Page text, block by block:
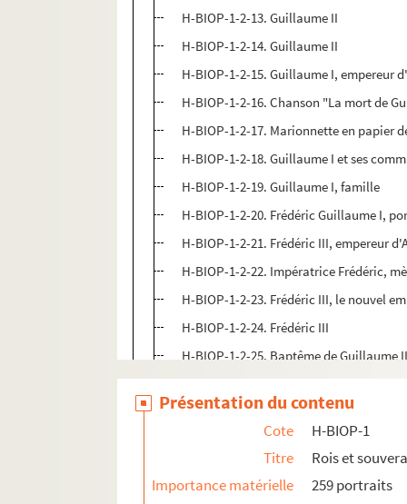
H-BIOP-1-2-13. Guillaume II
H-BIOP-1-2-14. Guillaume II
H-BIOP-1-2-15. Guillaume I, empereur
H-BIOP-1-2-16. Chanson "La mort de
H-BIOP-1-2-17. Marionnette en papier
H-BIOP-1-2-18. Guillaume I et ses
H-BIOP-1-2-19. Guillaume I, famille
H-BIOP-1-2-20. Frédéric Guillaume I,
H-BIOP-1-2-21. Frédéric III, empereur
H-BIOP-1-2-22. Impératrice Frédéric,
H-BIOP-1-2-23. Frédéric III, le nouvel
H-BIOP-1-2-24. Frédéric III
H-BIOP-1-2-25. Baptême de Guillaume
H-BIOP-1-2-26. Article sur le Kronprinz
Présentation du contenu
Cote
H-BIOP-1
Titre
Rois et
Importance matérielle
259 portraits